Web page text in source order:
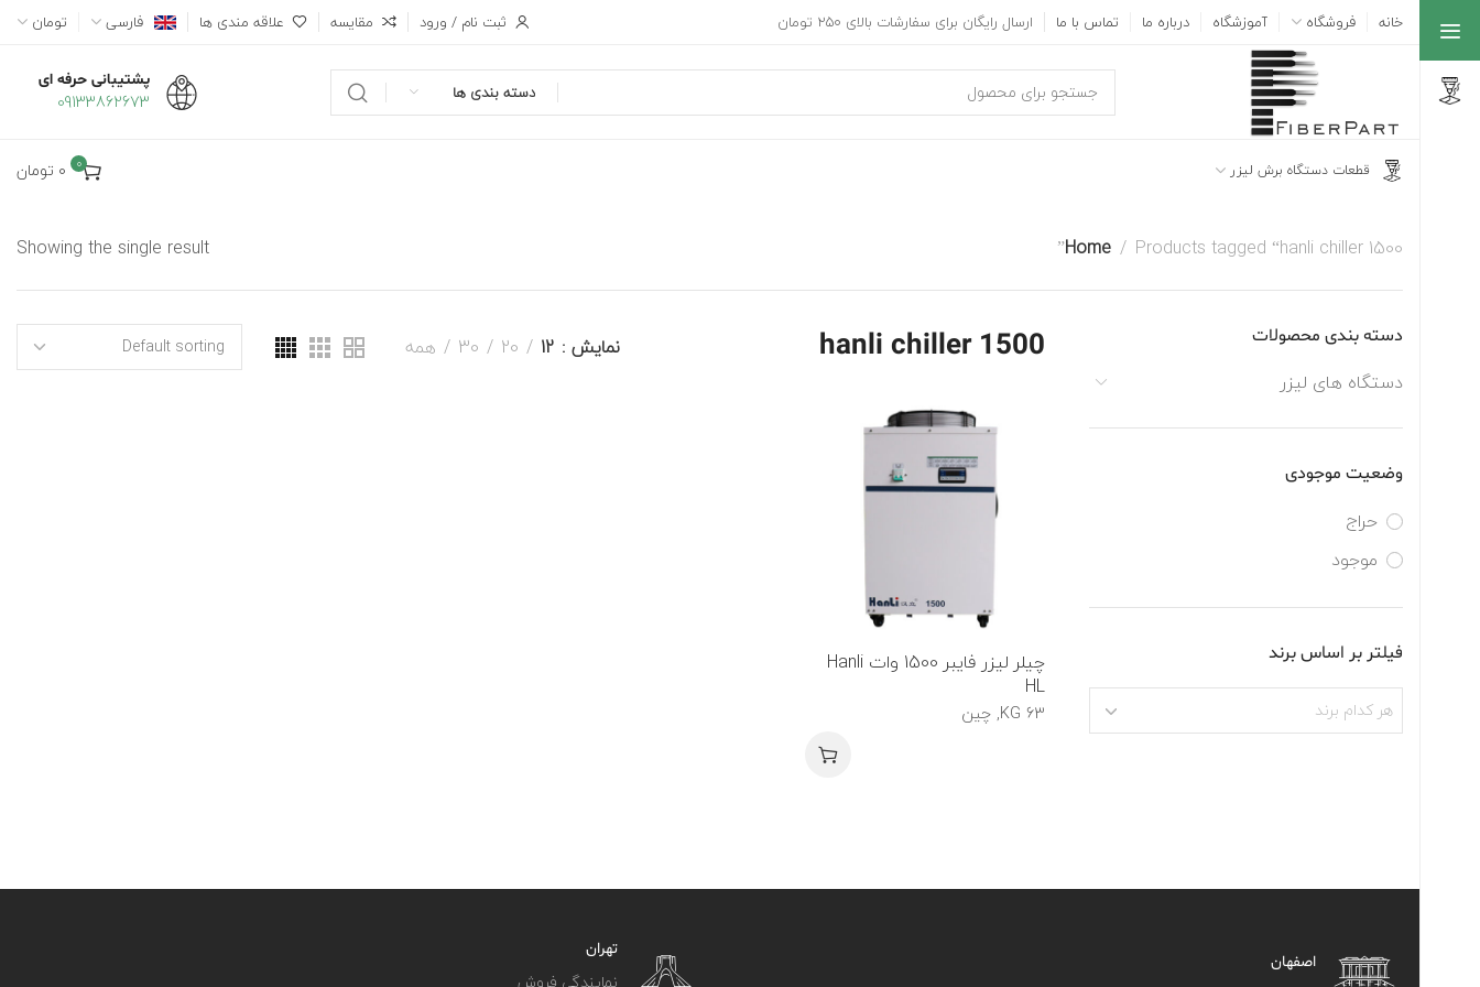
خانه فروشگاه آموزشگاه درباره ما تماس با ما ارسال رایگان برای سفارشات بالای 250 تومان ثبت نام / ورود مقایسه علاقه مندی ها فارسی تومان
دسته بندی ها پشتیبانی حرفه ای
09133862673
قطعات دستگاه برش لیزر 0
0 تومان
Home Products tagged “hanli chiller 1500”
Showing the single result
دسته بندی محصولات
دستگاه های لیزر
وضعیت موجودی
حراج
موجود
فیلتر بر اساس برند
هر کدام برند
hanli chiller 1500 نمایش 12
20
30 همه
چیلر لیزر فایبر 1500 وات Hanli
HL
63 KG, چین
اصفهان
تهران